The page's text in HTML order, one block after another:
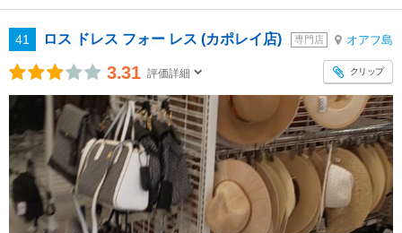
41 ロス ドレス フォー レス (カポレイ店) 専門店 オアフ島
3.31 評価詳細 クリップ